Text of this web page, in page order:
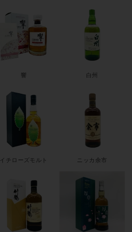
響 白州
イチローズモルト ニッカ余市